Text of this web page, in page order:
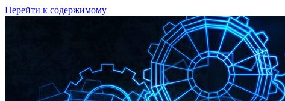
Перейти к содержимому